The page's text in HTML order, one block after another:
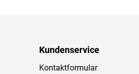
Kundenservice
Kontaktformular